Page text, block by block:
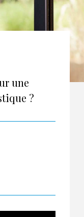
une
?